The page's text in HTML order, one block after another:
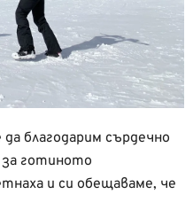
благодарим сърдечно
готиното
и си обещаваме, че